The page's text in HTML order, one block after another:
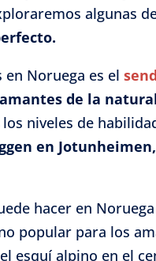
algunas
en Noruega es el
amantes de la
niveles de
en
hacer en
popular para los
esquí alpino en el